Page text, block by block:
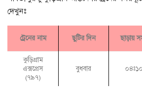
দেখুনঃ
ট্রেনের নাম ছুটির দিন ছাড়ায়
কুড়িগ্রাম
এক্সপ্রেস
(৭৯৭)
বুধবার ০৪ঃ১০